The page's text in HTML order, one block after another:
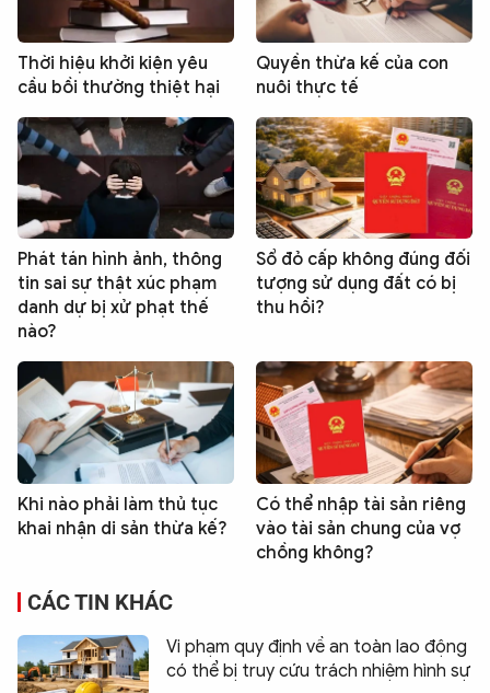
Thời hiệu khởi kiện yêu
cầu bồi thường thiệt hại
Quyền thừa kế của con
nuôi thực tế
Phát tán hình ảnh, thông
tin sai sự thật xúc phạm
danh dự bị xử phạt thế
nào?
Sổ đỏ cấp không đúng đối
tượng sử dụng đất có bị
thu hồi?
Khi nào phải làm thủ tục
khai nhận di sản thừa kế?
Có thể nhập tài sản riêng
vào tài sản chung của vợ
chồng không?
CÁC TIN KHÁC
Vi phạm quy định về an toàn lao động
có thể bị truy cứu trách nhiệm hình sự